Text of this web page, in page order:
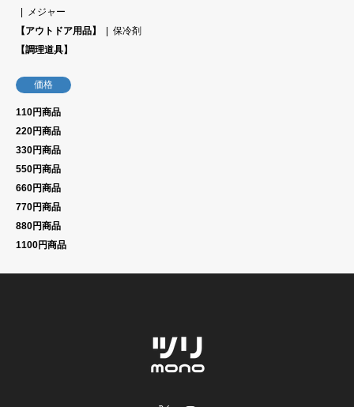
メジャー
【アウトドア用品】
保冷剤
【調理道具】
価格
110円商品
220円商品
330円商品
550円商品
660円商品
770円商品
880円商品
1100円商品